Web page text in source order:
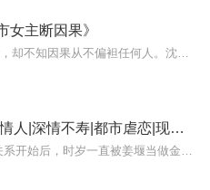
女主断因果》
深情不渡我|协议情人|深情不寿|都市虐恋|现代言情